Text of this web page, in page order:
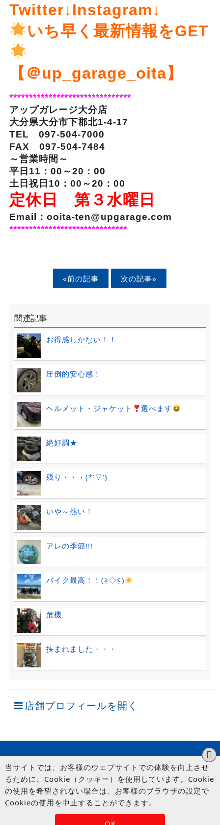
Twitter↓Instagram↓
いち早く最新情報をGET
【＠up_garage_oita】
*******************************
アップガレージ大分店
大分県大分市下郡北1-4-17
TEL 097-504-7000
FAX 097-504-7484
～営業時間～
平日11：00～20：00
土日祝日10：00～20：00
定休日 第３水曜日
Email：ooita-ten@upgarage.com
******************************
«前の記事 次の記事»
関連記事
お得感しかない！！
圧倒的安心感！
ヘルメット・ジャケット 選べます
絶好調★
残り・・・(*'▽')
いや～熱い！
アレの季節!!!
バイク最高！！(≧◇≦)
危機
挟まれました・・・
店舗プロフィールを開く
© UP GARAGE GROUP Co., Ltd.
当サイトでは、お客様のウェブサイトでの体験を向上させ
るために、Cookie（クッキー）を使用しています。Cookie
の使用を希望されない場合は、お客様のブラウザの設定で
Cookieの使用を中止することができます。